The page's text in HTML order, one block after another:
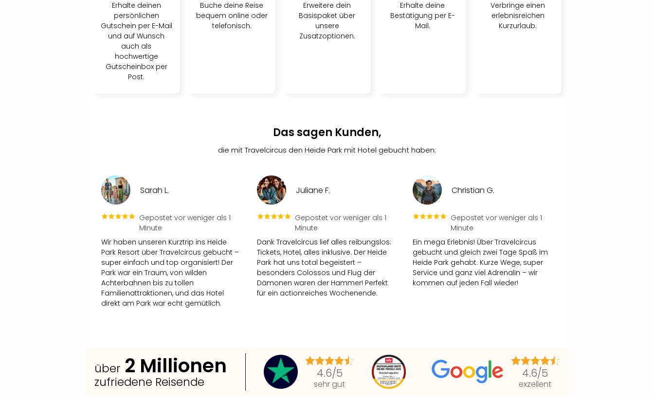
Erhalte deinen
persönlichen
Gutschein per E-Mail
und auf Wunsch
auch als
hochwertige
Gutscheinbox per
Post.
Buche deine Reise
bequem online oder
telefonisch.
Erweitere dein
Basispaket über
unsere
Zusatzoptionen.
Erhalte deine
Bestätigung per E-
Mail.
Verbringe einen
erlebnisreichen
Kurzurlaub.
Das sagen Kunden,
die mit Travelcircus den Heide Park mit Hotel gebucht haben:
Sarah L.
Gepostet vor weniger als 1
Minute
Wir haben unseren Kurztrip ins Heide
Park Resort über Travelcircus gebucht –
super einfach und top organisiert! Der
Park war ein Traum, von wilden
Achterbahnen bis zu tollen
Familienattraktionen, und das Hotel
direkt am Park war echt gemütlich.
Juliane F.
Gepostet vor weniger als 1
Minute
Dank Travelcircus lief alles reibungslos:
Tickets, Hotel, alles inklusive. Der Heide
Park hat uns total begeistert –
besonders Colossos und Flug der
Dämonen waren der Hammer! Perfekt
für ein actionreiches Wochenende.
Christian G.
Gepostet vor weniger als 1
Minute
Ein mega Erlebnis! Über Travelcircus
gebucht und gleich zwei Tage Spaß im
Heide Park gehabt. Kurze Wege, super
Service und ganz viel Adrenalin – wir
kommen auf jeden Fall wieder!
über 2 Millionen
zufriedene Reisende
4.6/5
sehr gut
4.6/5
exzellent